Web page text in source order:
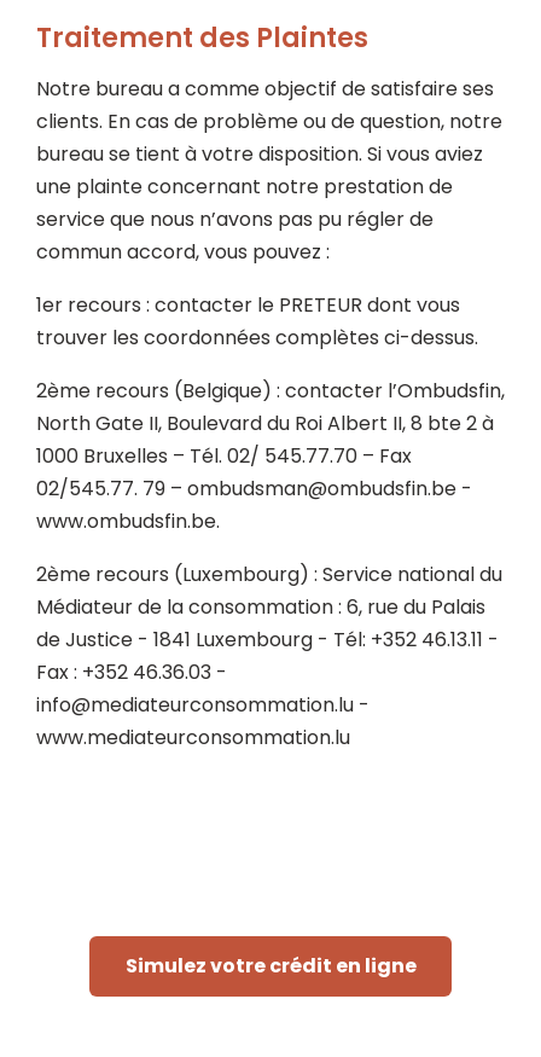
Traitement des Plaintes
Notre bureau a comme objectif de satisfaire ses
clients. En cas de problème ou de question, notre
bureau se tient à votre disposition. Si vous aviez
une plainte concernant notre prestation de
service que nous n’avons pas pu régler de
commun accord, vous pouvez :
1er recours : contacter le PRETEUR dont vous
trouver les coordonnées complètes ci-dessus.
2ème recours (Belgique) : contacter l’Ombudsfin,
North Gate II, Boulevard du Roi Albert II, 8 bte 2 à
1000 Bruxelles – Tél. 02/ 545.77.70 – Fax
02/545.77. 79 – ombudsman@ombudsfin.be -
www.ombudsfin.be.
2ème recours (Luxembourg) : Service national du
Médiateur de la consommation : 6, rue du Palais
de Justice - 1841 Luxembourg - Tél: +352 46.13.11 -
Fax : +352 46.36.03 -
info@mediateurconsommation.lu -
www.mediateurconsommation.lu
Simulez votre crédit en ligne